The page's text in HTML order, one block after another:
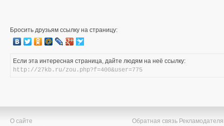
Бросить друзьям ссылку на страницу:
Если эта интересная страница, дайте людям на неё ссылку:
http://27kb.ru/zou.php?f=400&user=775
О сайте
Обратная связь